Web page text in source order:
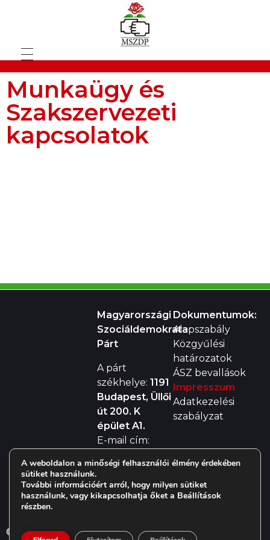
Munkaügy és
Szakszervezeti
kapcsolatok
Magyarországi
Szociáldemokrata
Párt
A párt
székhelye: 1191
Budapest, Üllői
út 200. K
épület A1.
E-mail cím:
Telefon:+36
(20) 256 8858
Dokumentumok:
Alapszabály
Közgyűlési
határozatok
ÁSZ bevallások
Impresszum
Adatkezelési
szabályzat
© 2019MSZDP. All rights reserved. Design:
A weboldalon a minőségi felhasználói élmény érdekében
sütiket használunk.
További információért arról, hogy milyen sütiket
használunk, vagy kikapcsolhatja őket a Beállítások
részben.